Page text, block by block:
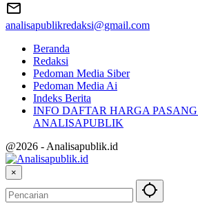
analisapublikredaksi@gmail.com
Beranda
Redaksi
Pedoman Media Siber
Pedoman Media Ai
Indeks Berita
INFO DAFTAR HARGA
ANALISAPUBLIK
@2026 - Analisapublik.id
×